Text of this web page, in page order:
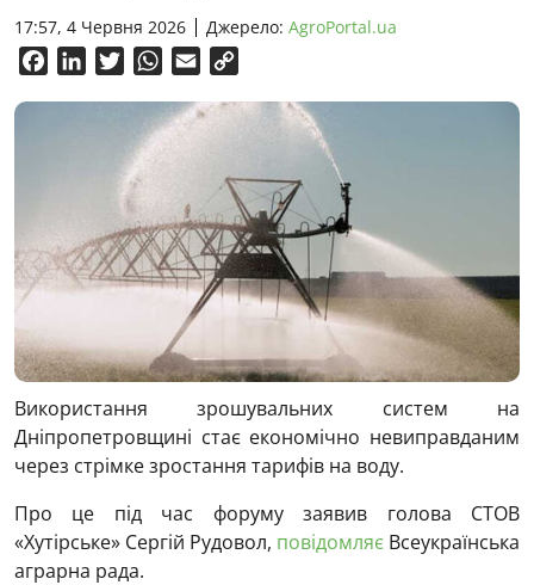
17:57, 4 Червня 2026 Джерело: AgroPortal.ua
FacebookLinkedInTwitterWhatsApp
Email
Використання зрошувальних систем на
Дніпропетровщині стає економічно невиправданим
через стрімке зростання тарифів на воду.
Про це під час форуму заявив голова СТОВ
«Хутірське» Сергій Рудовол, повідомляє Всеукраїнська
аграрна рада.